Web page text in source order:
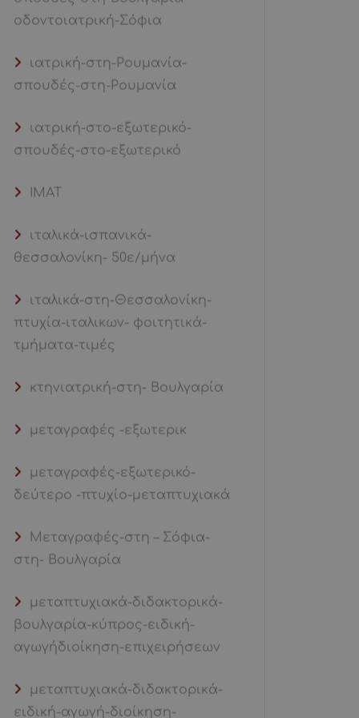
οδοντοιατρική-Σόφια
ιατρική-στη-Ρουμανία-
σπουδές-στη-Ρουμανία
ιατρική-στο-εξωτερικό-
σπουδές-στο-εξωτερικό
ΙΜΑΤ
ιταλικά-ισπανικά-
θεσσαλονίκη- 50ε/μήνα
ιταλικά-στη-Θεσσαλονίκη-
πτυχία-ιταλικων- φοιτητικά-
τμήματα-τιμές
κτηνιατρική-στη- Βουλγαρία
μεταγραφές -εξωτερικ
μεταγραφές-εξωτερικό-
δεύτερο -πτυχίο-μεταπτυχιακά
Μεταγραφές-στη – Σόφια-
στη- Βουλγαρία
μεταπτυχιακά-διδακτορικά-
βουλγαρία-κύπρος-ειδική-
αγωγήδιοίκηση-επιχειρήσεων
μεταπτυχιακά-διδακτορικά-
ειδική-αγωγή-διοίκηση-